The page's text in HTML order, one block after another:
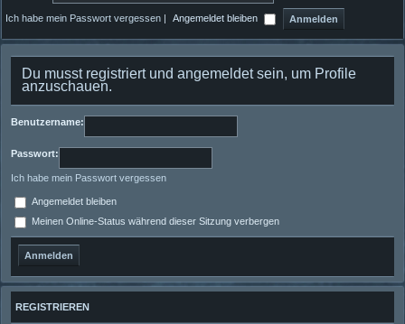
Ich habe mein Passwort vergessen | Angemeldet bleiben
Du musst registriert und angemeldet sein, um Profile
anzuschauen.
Benutzername:
Passwort:
Ich habe mein Passwort vergessen
Angemeldet bleiben
Meinen Online-Status während dieser Sitzung verbergen
REGISTRIEREN